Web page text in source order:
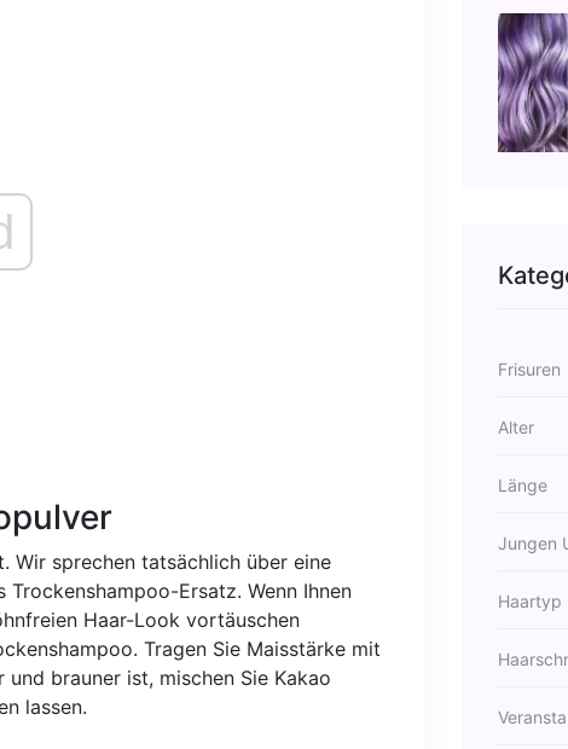
Wir sprechen tatsächlich über eine
Ersatz. Wenn Ihnen
Haar-Look vortäuschen
Tragen Sie Maisstärke mit
brauner ist, mischen Sie Kakao
lassen.
Frisuren
Alter
Länge
Jungen
Haartyp